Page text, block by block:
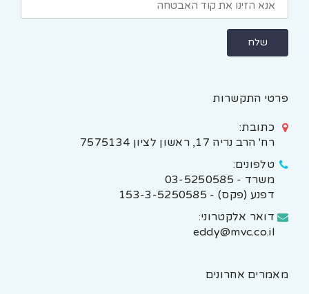
פרטי התקשרות
כתובת:
רח' הרב נריה 17, ראשון לציון 7575134
טלפונים:
משרד - 03-5250585
דפנע (פקס) - 153-3-5250585
דואר אלקטרוני:
eddy@mvc.co.il
מאמרים אחרונים